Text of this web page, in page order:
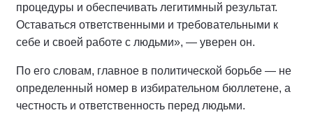
процедуры и обеспечивать легитимный результат.
Оставаться ответственными и требовательными к
себе и своей работе с людьми», — уверен он.
По его словам, главное в политической борьбе — не
определенный номер в избирательном бюллетене, а
честность и ответственность перед людьми.